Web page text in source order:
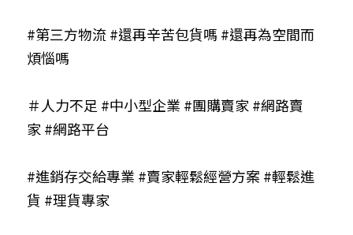
#第三方物流 #還再辛苦包貨嗎 #還再為空間而
煩惱嗎
＃人力不足 #中小型企業 #團購賣家 #網路賣
家 #網路平台
#進銷存交給專業 #賣家輕鬆經營方案 #輕鬆進
貨 #理貨專家